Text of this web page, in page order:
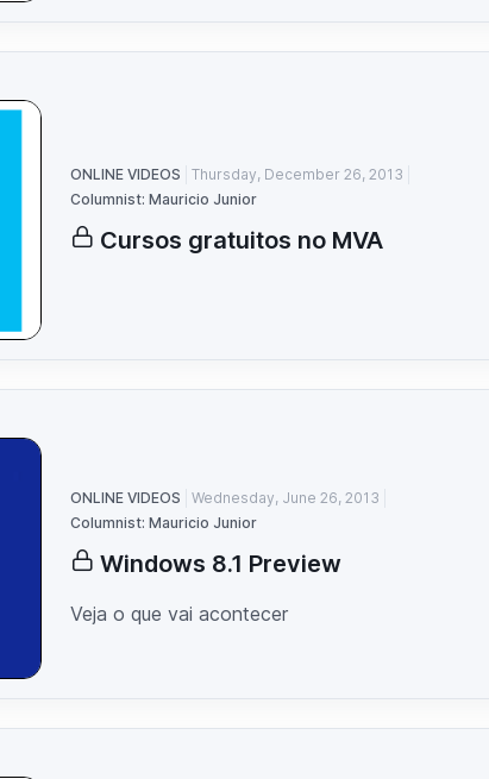
ONLINE VIDEOS
Thursday, December 26, 2013
Columnist: Mauricio Junior
Cursos gratuitos no MVA
ONLINE VIDEOS
Wednesday, June 26, 2013
Columnist: Mauricio Junior
Windows 8.1 Preview
Veja o que vai acontecer